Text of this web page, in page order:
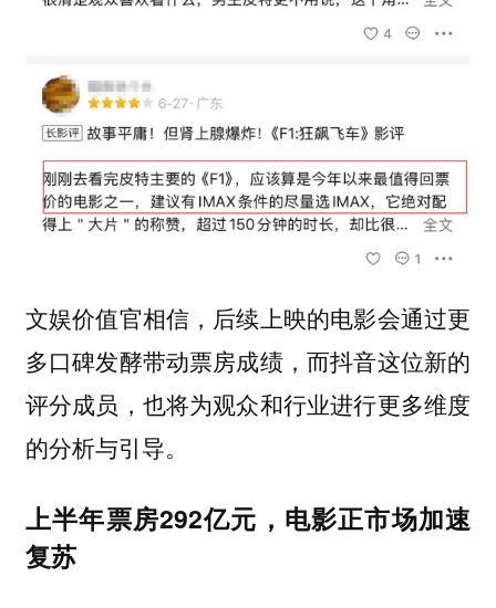
文娱价值官相信，后续上映的电影会通过更
多口碑发酵带动票房成绩，而抖音这位新的
评分成员，也将为观众和行业进行更多维度
的分析与引导。
上半年票房292亿元，电影正市场加速
复苏